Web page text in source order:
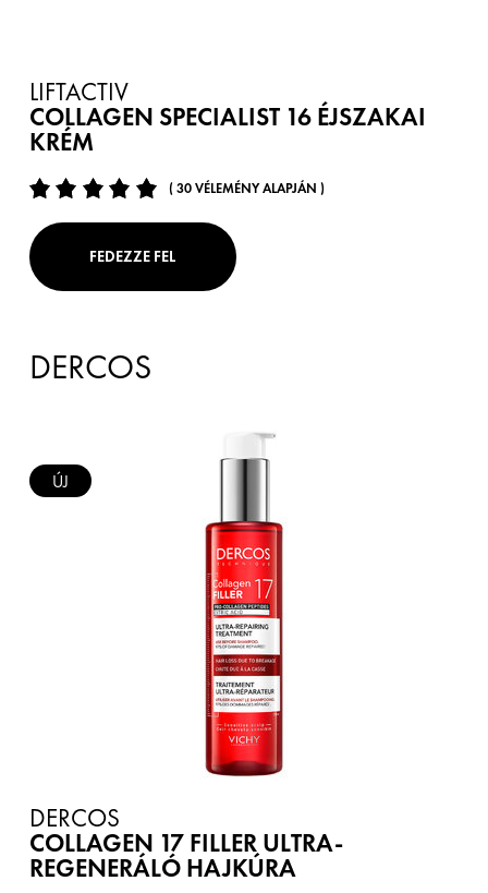
LIFTACTIV
COLLAGEN SPECIALIST 16 ÉJSZAKAI
KRÉM
( 30 VÉLEMÉNY ALAPJÁN )
FEDEZZE FEL
DERCOS
ÚJ
DERCOS
COLLAGEN 17 FILLER ULTRA-
REGENERÁLÓ HAJKÚRA